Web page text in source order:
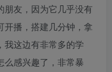
朋友，因为它几乎没有
开播，搭建几分钟，拿
我这边有非常多的学
么感兴趣了，非常暴